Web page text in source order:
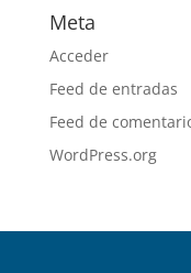
Meta
Acceder
Feed de entradas
Feed de
WordPress.org